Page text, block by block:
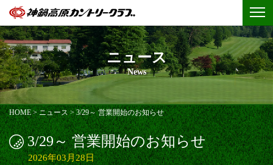
ニュース
News
HOME>ニュース>3/29～ 営業開始のお知らせ
3/29～ 営業開始のお知らせ
2026年03月28日